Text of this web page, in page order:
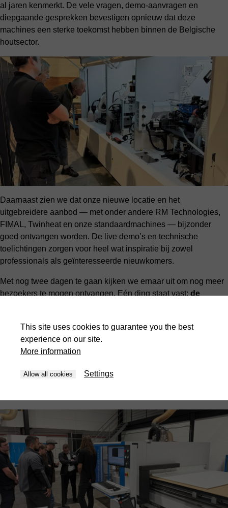
al jaren kenmerkt. De vele vragen, demo-aanvragen en
diepgaande gesprekken bevestigen opnieuw dat deze
machines een sterke toekomst hebben binnen de Belgische
houtsector.
Daarnaast zien we dat onze nieuwe locatie en het
uitgebreidere aanbod — met onder andere RM Technologies,
FIMAL, Twinheat en onze standaardmachines — bijzonder
goed ontvangen worden. De live demo’s en technische
toelichtingen zorgen voor heel wat inspiratie bij zowel
professionals als geïnteresseerde nieuwkomers.
Met nog twee dagen te gaan kijken we ernaar uit om nog meer
bezoekers te mogen ontvangen. Eén ding staat vast: de
houtbewerkingsoplossingen.
Opendeurdagen t.e.m. 30 november
This site uses cookies to guarantee you the best
experience on our site.
More information
Allow all cookies Settings